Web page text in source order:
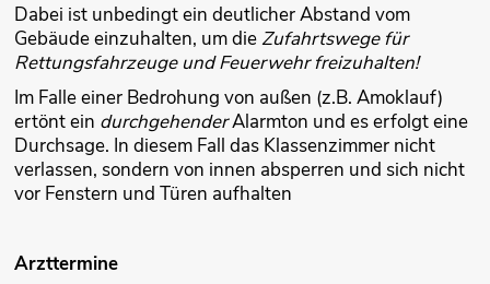
Dabei ist unbedingt ein deutlicher Abstand vom
Gebäude einzuhalten, um dieZufahrtswege für
Rettungsfahrzeuge und Feuerwehr freizuhalten!
Im Falle einer Bedrohung von außen (z.B. Amoklauf)
ertönt ein durchgehenderAlarmton und es erfolgt eine
Durchsage. In diesem Fall das Klassenzimmer nicht
verlassen, sondern von innen absperren und sich nicht
vor Fenstern und Türen aufhalten
Arzttermine